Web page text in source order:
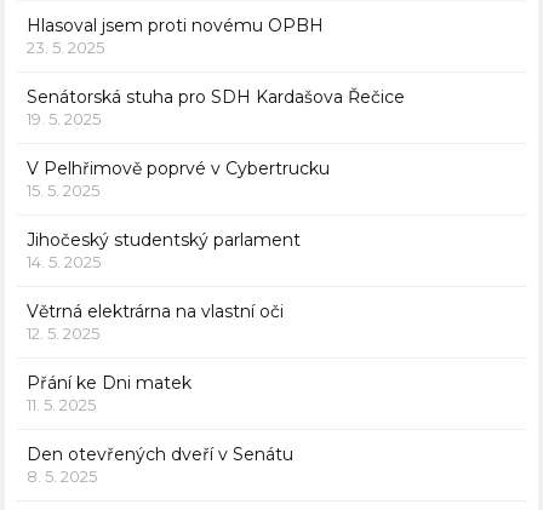
Hlasoval jsem proti novému OPBH
23. 5. 2025
Senátorská stuha pro SDH Kardašova Řečice
19. 5. 2025
V Pelhřimově poprvé v Cybertrucku
15. 5. 2025
Jihočeský studentský parlament
14. 5. 2025
Větrná elektrárna na vlastní oči
12. 5. 2025
Přání ke Dni matek
11. 5. 2025
Den otevřených dveří v Senátu
8. 5. 2025